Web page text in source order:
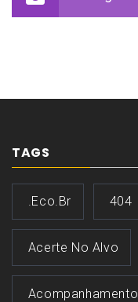
TAGS
.eco.br 404
Acerte No Alvo
Acompanhamento